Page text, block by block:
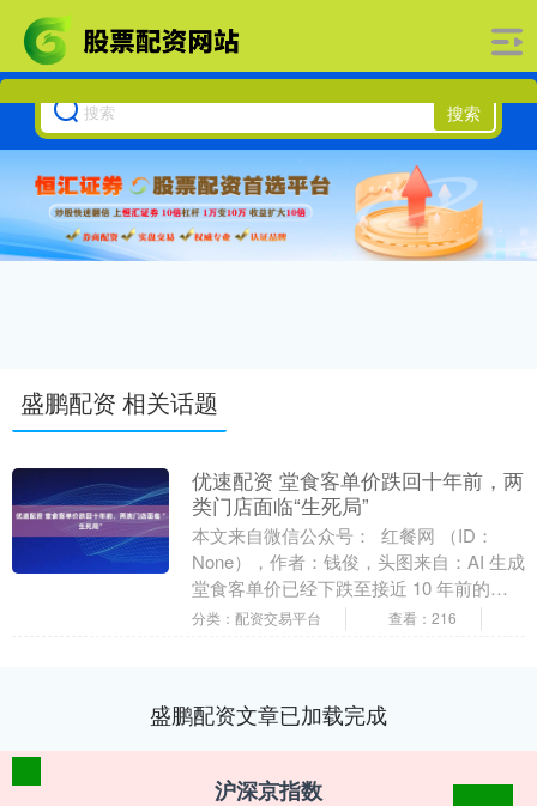
搜索
盛鹏配资 相关话题
优速配资 堂食客单价跌回十年前，两
类门店面临“生死局”
本文来自微信公众号： 红餐网 （ID：
None），作者：钱俊，头图来自：AI 生成
堂食客单价已经下跌至接近 10 年前的水
平。 "我们能看到，今年的堂食客单....
分类：配资交易平台 查看：216
盛鹏配资文章已加载完成
沪深京指数